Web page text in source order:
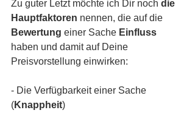
Zu guter Letzt möchte ich Dir noch die
Hauptfaktoren nennen, die auf die
Bewertung einer Sache Einfluss
haben und damit auf Deine
Preisvorstellung einwirken:
- Die Verfügbarkeit einer Sache
(Knappheit)